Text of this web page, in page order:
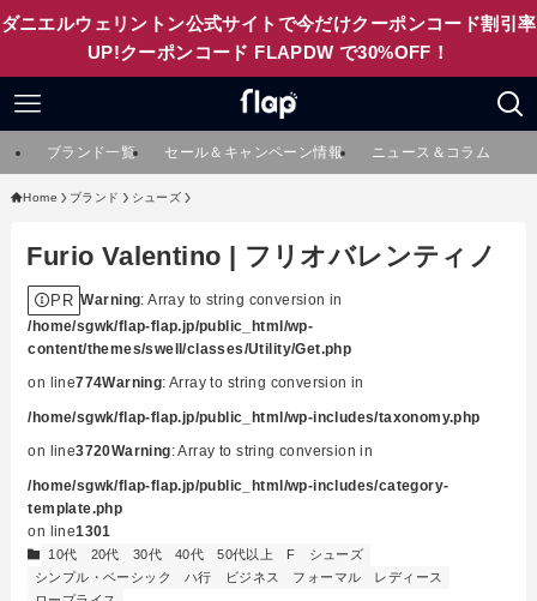
ダニエルウェリントン公式サイトで今だけクーポンコード割引率
UP!クーポンコード FLAPDW で30%OFF！
ブランド一覧 セール＆キャンペーン情報 ニュース＆コラム
Home ブランド シューズ
Furio Valentino | フリオバレンティノ
PR Warning: Array to string conversion in
/home/sgwk/flap-flap.jp/public_html/wp-
content/themes/swell/classes/Utility/Get.php
on line774Warning: Array to string conversion in
/home/sgwk/flap-flap.jp/public_html/wp-includes/taxonomy.php
on line3720Warning: Array to string conversion in
/home/sgwk/flap-flap.jp/public_html/wp-includes/category-
template.php
on line1301
10代 20代 30代 40代 50代以上 F
シューズ
シンプル・ベーシック
ハ行 ビジネス フォーマル
レディース